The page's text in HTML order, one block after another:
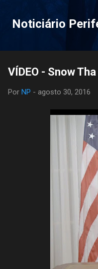
Noticiário
VÍDEO - Snow
Por NP - agosto 30, 2016